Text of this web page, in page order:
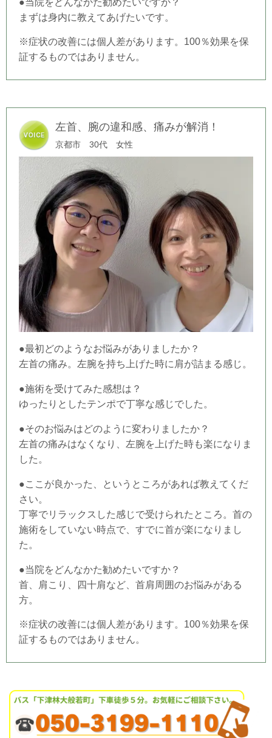
まずは身内に教えてあげたいです。
※症状の改善には個人差があります。100％効果を保
証するものではありません。
左首、腕の違和感、痛みが解消！
京都市 30代 女性
●最初どのようなお悩みがありましたか？
左首の痛み。左腕を持ち上げた時に肩が詰まる感じ。
●施術を受けてみた感想は？
ゆったりとしたテンポで丁寧な感じでした。
●そのお悩みはどのように変わりましたか？
左首の痛みはなくなり、左腕を上げた時も楽になりま
した。
●ここが良かった、というところがあれば教えてくだ
さい。
丁寧でリラックスした感じで受けられたところ。首の
施術をしていない時点で、すでに首が楽になりまし
た。
●当 院をどんなかた勧めたいですか？
首、肩こり、四十肩など、首肩周囲のお悩みがある
方。
※症状の改善には個人差があります。100％効果を保
証するものではありません。